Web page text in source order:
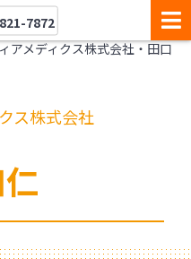
7872
アメディクス株式会社・田口
ス株式会社